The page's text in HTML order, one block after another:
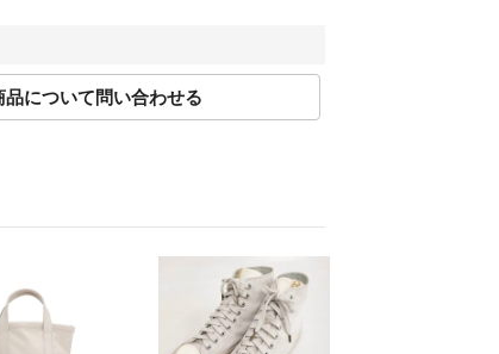
。
品を再現するよう心がけておりますが、ご利
な確認を行っておりますが、重大な見落とし
品を承ります。サイズが合わない、イメージ
都合での返品はお受けしておりません。
品が届いた場合
品について問い合わせる